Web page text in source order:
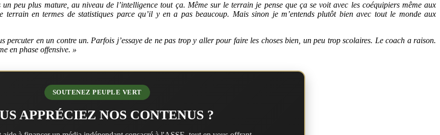
peu plus mature, au niveau de l’intelligence tout ça. Même sur le terrain je pense que ça se voit avec les coéquipiers même aux
en termes de statistiques parce qu’il y en a pas beaucoup. Mais sinon je m’entends plutôt bien avec tout le monde aux
percuter en un contre un. Parfois j’essaye de ne pas trop y aller pour faire les choses bien, un peu trop scolaires. Le coach a raison.
en phase offensive. »
SOUTENEZ PEUPLE VERT
APPRÉCIEZ NOS CONTENUS ?